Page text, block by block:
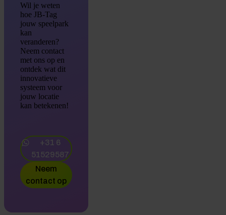
Wil je weten
hoe JB-Tag
jouw speelpark
kan
veranderen?
Neem contact
met ons op en
ontdek wat dit
innovatieve
systeem voor
jouw locatie
kan betekenen!
+31 6
51529587
Neem
contact op